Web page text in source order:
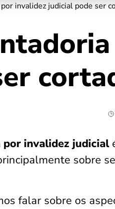
invalidez judicial pode ser
por invalidez judicial
sobre
falar sobre os